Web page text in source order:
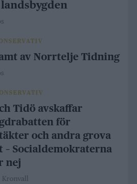
av Norrtelje Tidning
Tidö avskaffar
för
och andra grova
– Socialdemokraterna
nej